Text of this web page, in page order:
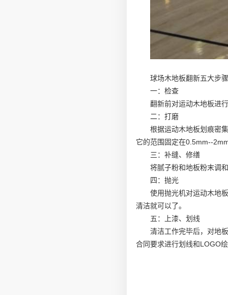
球场木地板翻新五大步骤
一：检查
翻新前对运动木地板进
二：打磨
根据运动木地板划痕密
它的范围固定在0.5mm--
三：补缝、修缮
将腻子粉和地板粉末调
四：抛光
使用抛光机对运动木地
清洁就可以了。
五：上漆、划线
清洁工作完毕后，对地
合同要求进行划线和LOGO